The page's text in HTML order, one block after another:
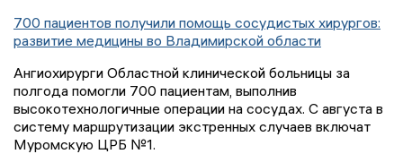
700 пациентов получили помощь сосудистых хирургов:
развитие медицины во Владимирской области
Ангиохирурги Областной клинической больницы за
полгода помогли 700 пациентам, выполнив
высокотехнологичные операции на сосудах. С августа в
систему маршрутизации экстренных случаев включат
Муромскую ЦРБ №1.